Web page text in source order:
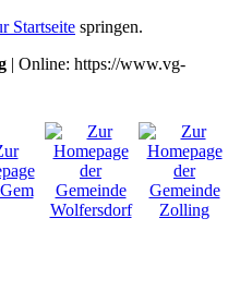
Startseite springen.
| Online: https://www.vg-